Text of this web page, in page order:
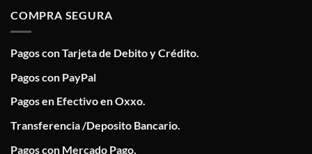
COMPRA SEGURA
Pagos con Tarjeta de Debito y Crédito.
Pagos con PayPal
Pagos en Efectivo en Oxxo.
Transferencia /Deposito Bancario.
Pagos con Mercado Pago.